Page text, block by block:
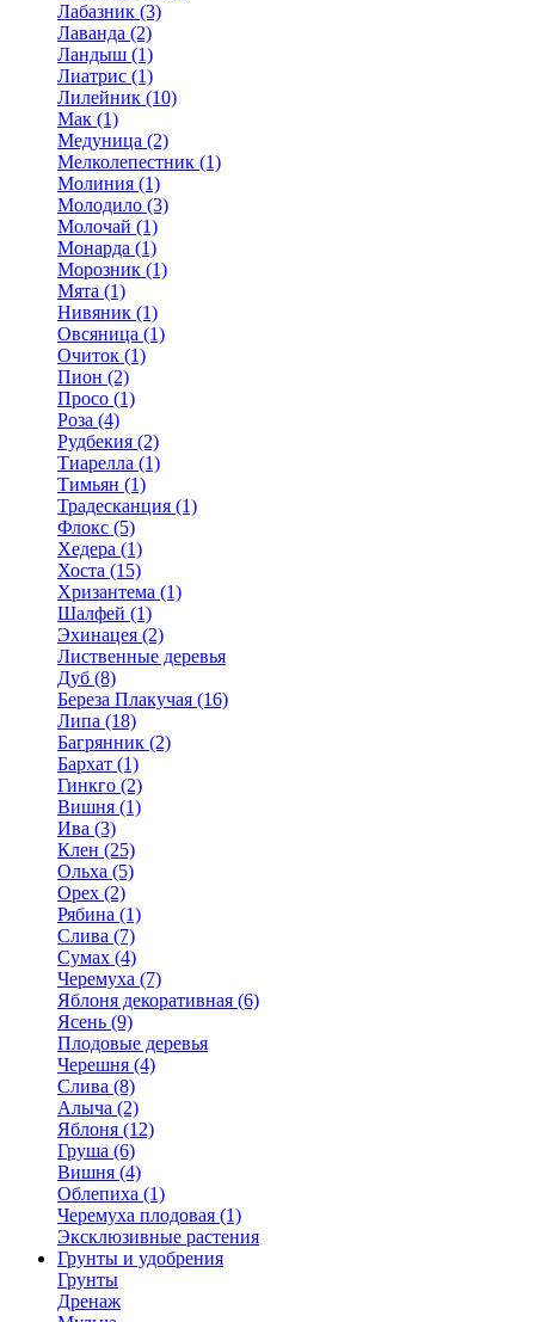
Лабазник (3)
Лаванда (2)
Ландыш (1)
Лиатрис (1)
Лилейник (10)
Мак (1)
Медуница (2)
Мелколепестник (1)
Молиния (1)
Молодило (3)
Молочай (1)
Монарда (1)
Морозник (1)
Мята (1)
Нивяник (1)
Овсяница (1)
Очиток (1)
Пион (2)
Просо (1)
Роза (4)
Рудбекия (2)
Тиарелла (1)
Тимьян (1)
Традесканция (1)
Флокс (5)
Хедера (1)
Хоста (15)
Хризантема (1)
Шалфей (1)
Эхинацея (2)
Лиственные деревья
Дуб (8)
Береза Плакучая (16)
Липа (18)
Багрянник (2)
Бархат (1)
Гинкго (2)
Вишня (1)
Ива (3)
Клен (25)
Ольха (5)
Орех (2)
Рябина (1)
Слива (7)
Сумах (4)
Черемуха (7)
Яблоня декоративная (6)
Ясень (9)
Плодовые деревья
Черешня (4)
Слива (8)
Алыча (2)
Яблоня (12)
Груша (6)
Вишня (4)
Облепиха (1)
Черемуха плодовая (1)
Эксклюзивные растения
Грунты и удобрения
Грунты
Дренаж